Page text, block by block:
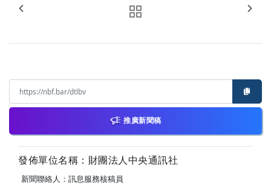
推廣新聞稿
發佈單位名稱：財團法人中央通訊社
新聞聯絡人：訊息服務核稿員